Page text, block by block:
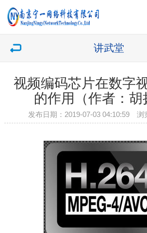
讲武堂
视频编码芯片在数字
的作用（作者：胡
发布日期：2019-07-03 04:10:59 浏